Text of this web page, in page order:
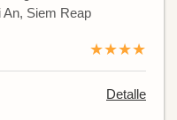
An, Siem Reap
★★★★
Detalle